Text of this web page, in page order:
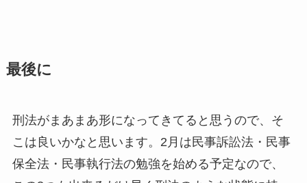
最後に
刑法がまあまあ形になってきてると思うので、そ
こは良いかなと思います。2月は民事訴訟法・民事
保全法・民事執行法の勉強を始める予定なので、